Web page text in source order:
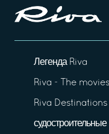
Легенда Riva
Riva - The movies
Riva Destinations
судостроительные